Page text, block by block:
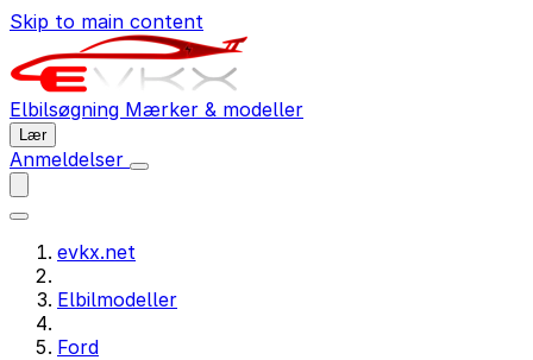
Skip to main content
Elbilsøgning Mærker & modeller
Lær
Anmeldelser
evkx.net
Elbilmodeller
Ford